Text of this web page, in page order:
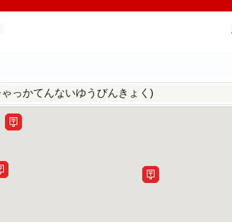
っかてんないゆうびんきょく)